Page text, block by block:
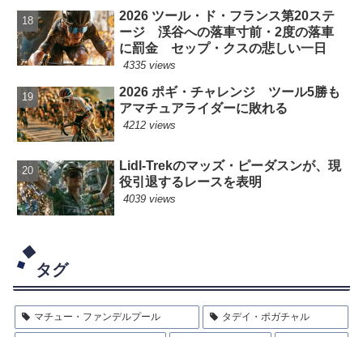
2026 ツール・ド・フランス第20ステ
ージ 渓谷への落車寸前・2度の落車
に罰金 セップ・クスの悲しい一日
4335 views
2026 ポギ・チャレンジ ツール5勝も
アマチュアライダーに敗れる
4212 views
Lidl-Trekのマッズ・ピーダスンが、現
役引退するレースを表明
4039 views
タグ
マチュー・ファンデルプール タデイ・ポガチャル